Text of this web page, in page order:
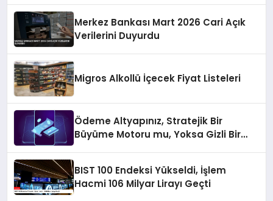
Merkez Bankası Mart 2026 Cari Açık
Verilerini Duyurdu
Migros Alkollü İçecek Fiyat Listeleri
Ödeme Altyapınız, Stratejik Bir
Büyüme Motoru mu, Yoksa Gizli Bir
BIST 100 Endeksi Yükseldi, İşlem
Hacmi 106 Milyar Lirayı Geçti